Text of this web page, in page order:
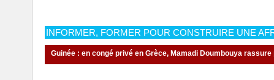
INFORMER, FORMER POUR CONSTRUIRE UNE
pays des hommes intègres Guinée : en congé privé en Grèce, Mamadi